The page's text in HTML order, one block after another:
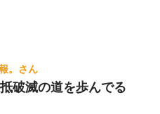
。
破滅の道を歩んでる